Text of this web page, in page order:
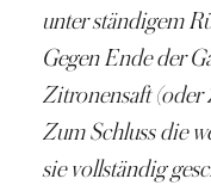
unter ständigem
Gegen Ende der
Zitronensaft (oder
Zum Schluss die
sie vollständig